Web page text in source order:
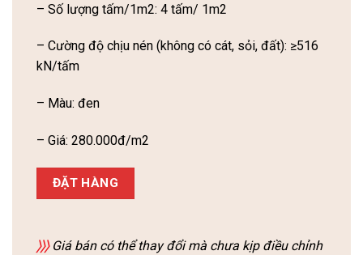
– Số lượng tấm/1m2: 4 tấm/ 1m2
– Cường độ chịu nén (không có cát, sỏi, đất): ≥516
kN/tấm
– Màu: đen
– Giá: 280.000đ/m2
ĐẶT HÀNG
〉〉〉Giá bán có thể thay đổi mà chưa kịp điều chỉnh